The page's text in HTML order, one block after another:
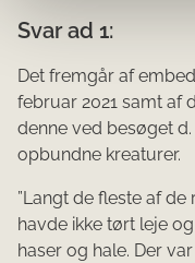
Svar ad 1:
Det fremgår af
februar 2021 samt af
denne ved besøget
opbundne kreaturer.
”Langt de fleste af
havde ikke tørt leje
haser og hale. Der